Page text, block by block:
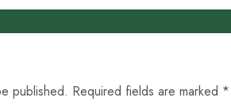
published. Required fields are marked *